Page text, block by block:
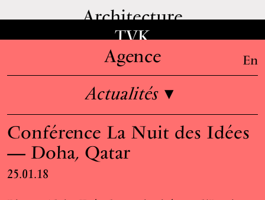
En
Architecture
TVK
Agence
Actualités ▾
Informations
Équipe
Emplois
Enseignement & conférences
Conférence La Nuit des Idées
— Doha, Qatar
25.01.18